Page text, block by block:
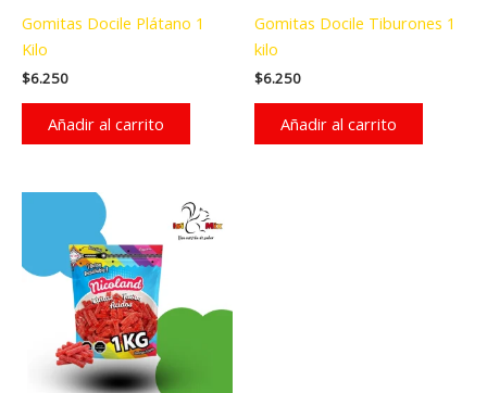
Gomitas Docile Plátano 1
Kilo
$6.250
Añadir al carrito
Gomitas Docile Tiburones 1
kilo
$6.250
Añadir al carrito